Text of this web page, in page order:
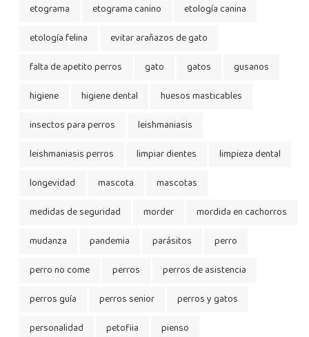
etograma
etograma canino
etología canina
etología felina
evitar arañazos de gato
falta de apetito perros
gato gatos
gusanos
higiene
higiene dental
huesos masticables
insectos para perros
leishmaniasis
leishmaniasis perros
limpiar dientes
limpieza dental
longevidad
mascota
mascotas
medidas de seguridad
morder
mordida en cachorros
mudanza
pandemia parásitos
perro
perro no come
perros
perros de asistencia
perros guía
perros senior
perros y gatos
personalidad
petofiia
pienso